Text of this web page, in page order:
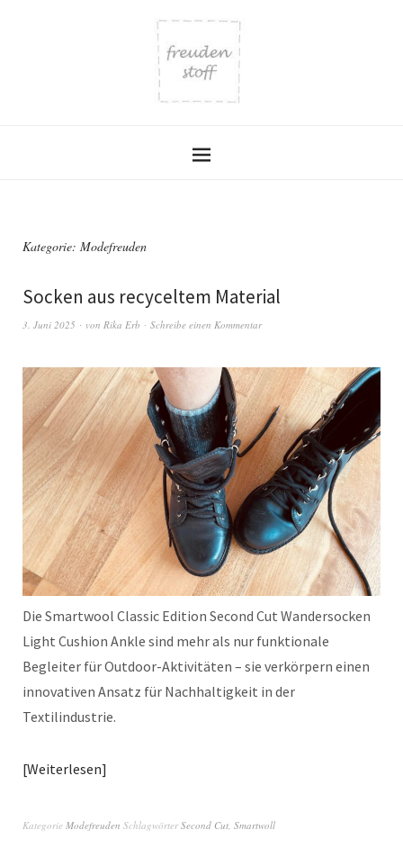
Kategorie: Modefreuden
Socken aus recyceltem Material
3. Juni 2025 von Rika Erb Schreibe einen Kommentar
Die Smartwool Classic Edition Second Cut Wandersocken
Light Cushion Ankle sind mehr als nur funktionale
Begleiter für Outdoor-Aktivitäten – sie verkörpern einen
innovativen Ansatz für Nachhaltigkeit in der
Textilindustrie.
Weiterlesen
Kategorie Modefreuden SchlagwörterSecond Cut Smartwoll